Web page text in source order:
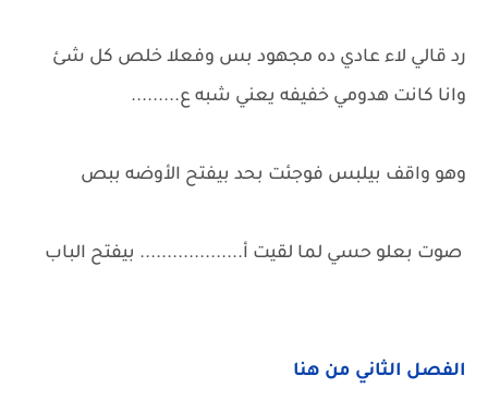
رد قالي لاء عادي ده مجهود بس وفعلا خلص كل شئ
وانا كانت هدومي خفيفه يعني شبه ع.........
وهو واقف بيلبس فوجئت بحد بيفتح الأوضه ببص
صوت بعلو حسي لما لقيت أ................... بيفتح الباب
الفصل الثاني من هنا